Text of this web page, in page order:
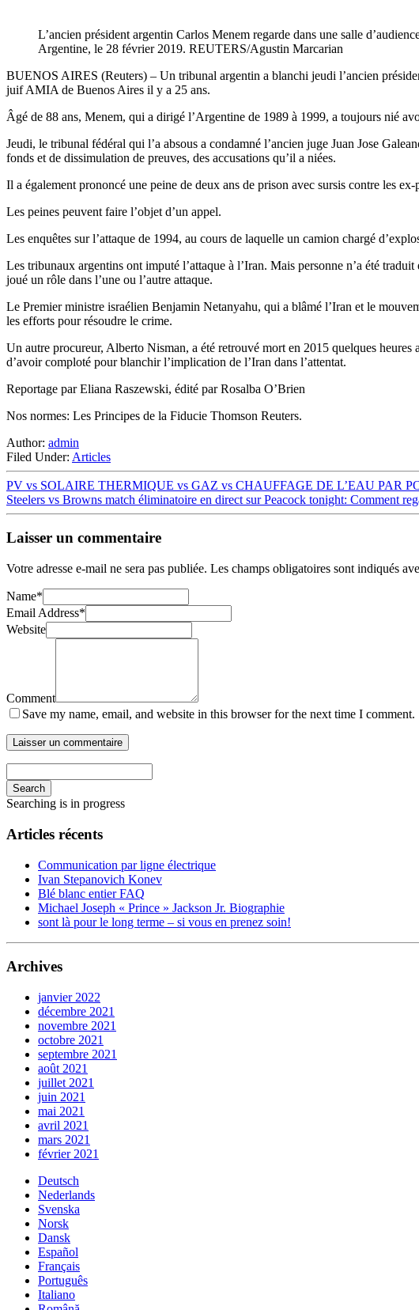
L’ancien président argentin Carlos Menem regarde dans une salle
Argentine, le 28 février 2019. REUTERS/Agustin Marcarian
BUENOS AIRES (Reuters) – Un tribunal argentin a blanchi jeudi l’ancien
juif AMIA de Buenos Aires il y a 25 ans.
Âgé de 88 ans, Menem, qui a dirigé l’Argentine de 1989 à 1999, a toujours nié
Jeudi, le tribunal fédéral qui l’a absous a condamné l’ancien juge Juan Jose
fonds et de dissimulation de preuves, des accusations qu’il a niées.
Il a également prononcé une peine de deux ans de prison avec sursis contre les
Les peines peuvent faire l’objet d’un appel.
Les enquêtes sur l’attaque de 1994, au cours de laquelle un camion chargé
Les tribunaux argentins ont imputé l’attaque à l’Iran. Mais personne n’a été
joué un rôle dans l’une ou l’autre attaque.
Le Premier ministre israélien Benjamin Netanyahu, qui a blâmé l’Iran et le
les efforts pour résoudre le crime.
Un autre procureur, Alberto Nisman, a été retrouvé mort en 2015 quelques
d’avoir comploté pour blanchir l’implication de l’Iran dans l’attentat.
Reportage par Eliana Raszewski, édité par Rosalba O’Brien
Nos normes: Les Principes de la Fiducie Thomson Reuters.
Author: admin
Filed Under: Articles
PV vs SOLAIRE THERMIQUE vs GAZ vs CHAUFFAGE DE L’EAU PAR
Steelers vs Browns match éliminatoire en direct sur Peacock tonight: Comment
Laisser un commentaire
Votre adresse e-mail ne sera pas publiée. Les champs obligatoires sont indiqués
Name*
Email Address*
Website
Comment
Save my name, email, and website in this browser for the next time I comment.
Search
Searching is in progress
Articles récents
Communication par ligne électrique
Ivan Stepanovich Konev
Blé blanc entier FAQ
Michael Joseph « Prince » Jackson Jr. Biographie
sont là pour le long terme – si vous en prenez soin!
Archives
janvier 2022
décembre 2021
novembre 2021
octobre 2021
septembre 2021
août 2021
juillet 2021
juin 2021
mai 2021
avril 2021
mars 2021
février 2021
Deutsch
Nederlands
Svenska
Norsk
Dansk
Español
Français
Português
Italiano